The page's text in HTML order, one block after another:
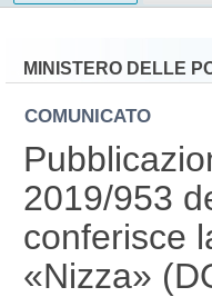
MINISTERO DELLE
COMUNICATO
2019/953
conferisce
«Nizza»